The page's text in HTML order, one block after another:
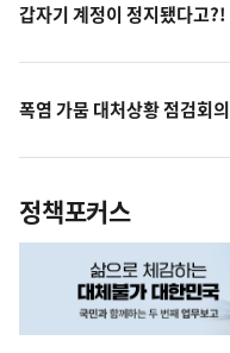
갑자기 계정이 정지됐다고?!
폭염 가뭄 대처상황 점검회의
정책포커스